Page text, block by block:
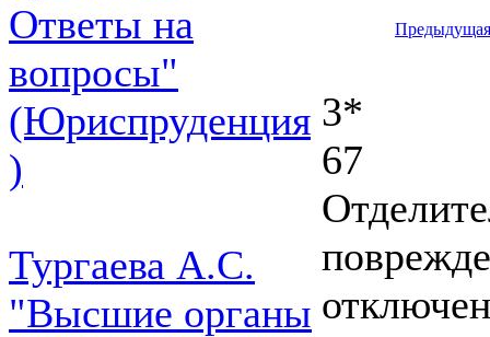
Ответы на
вопросы"
(Юриспруденция
)
Тургаева А.С.
"Высшие органы
Предыдущая
3*
67